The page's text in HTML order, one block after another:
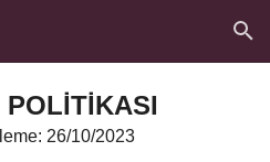
26/10/2023